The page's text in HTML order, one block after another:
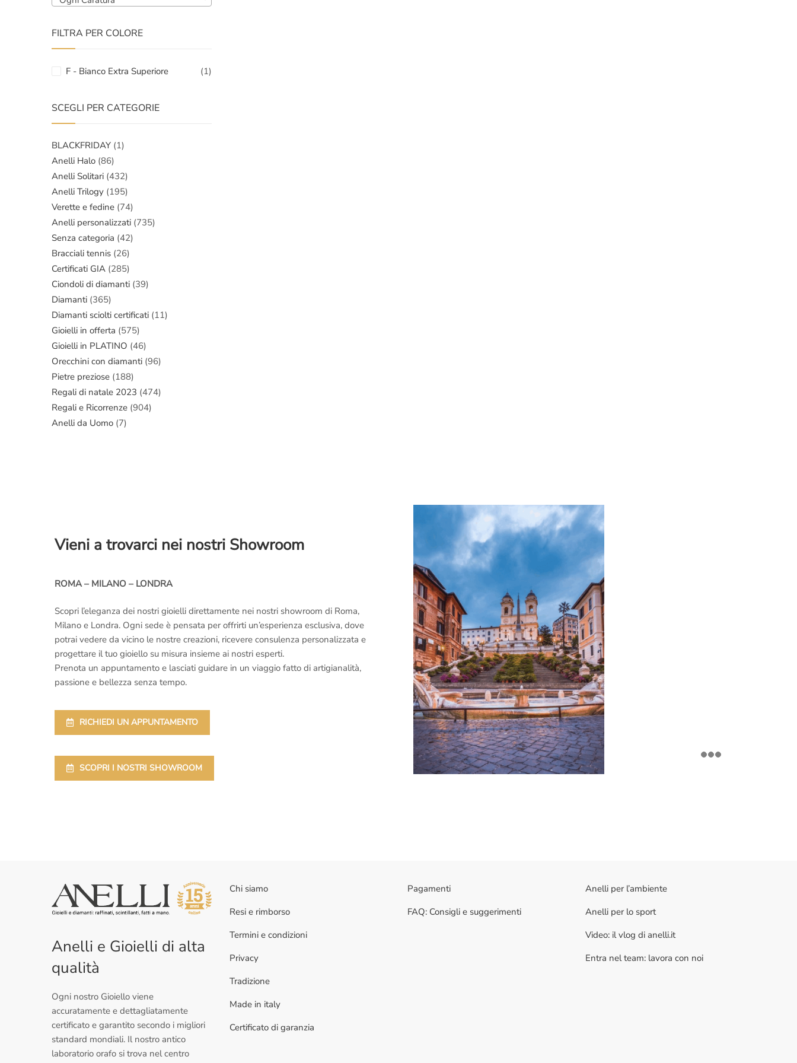
FILTRA PER COLORE
F - Bianco Extra Superiore (1)
SCEGLI PER CATEGORIE
BLACKFRIDAY (1)
Anelli Halo (86)
Anelli Solitari (432)
Anelli Trilogy (195)
Verette e fedine (74)
Anelli personalizzati (735)
Senza categoria (42)
Bracciali tennis (26)
Certificati GIA (285)
Ciondoli di diamanti (39)
Diamanti (365)
Diamanti sciolti certificati (11)
Gioielli in offerta (575)
Gioielli in PLATINO (46)
Orecchini con diamanti (96)
Pietre preziose (188)
Regali di natale 2023 (474)
Regali e Ricorrenze (904)
Anelli da Uomo (7)
Vieni a trovarci nei nostri Showroom
ROMA – MILANO – LONDRA
Scopri l’eleganza dei nostri gioielli direttamente nei nostri showroom di Roma,
Milano e Londra. Ogni sede è pensata per offrirti un’esperienza esclusiva, dove
potrai vedere da vicino le nostre creazioni, ricevere consulenza personalizzata e
progettare il tuo gioiello su misura insieme ai nostri esperti.
Prenota un appuntamento e lasciati guidare in un viaggio fatto di artigianalità,
passione e bellezza senza tempo.
RICHIEDI UN APPUNTAMENTO
SCOPRI I NOSTRI SHOWROOM
Anelli e Gioielli di alta
qualità
Ogni nostro Gioiello viene
accuratamente e dettagliatamente
certificato e garantito secondo i migliori
standard mondiali. Il nostro antico
laboratorio orafo si trova nel centro
Chi siamo
Resi e rimborso
Termini e condizioni
Privacy
Tradizione
Made in italy
Certificato di garanzia
Pagamenti
FAQ: Consigli e suggerimenti
Anelli per l’ambiente
Anelli per lo sport
Video: il vlog di anelli.it
Entra nel team: lavora con noi